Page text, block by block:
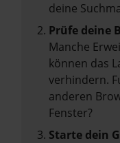
deine
Prüfe deine
Manche
können das
verhindern.
anderen
Fenster?
Starte dein